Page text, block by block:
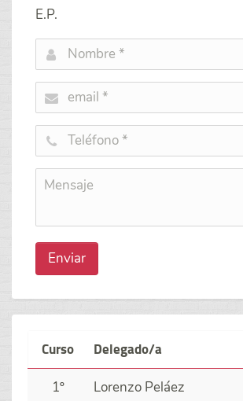
E.P.
Enviar
Curso Delegado/a
1º
Lorenzo Peláez